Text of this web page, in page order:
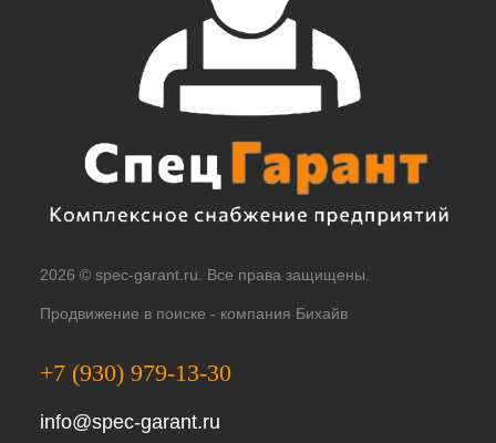
2026 © spec-garant.ru. Все права защищены.
Продвижение в поиске - компания Бихайв
+7 (930) 979-13-30
info@spec-garant.ru